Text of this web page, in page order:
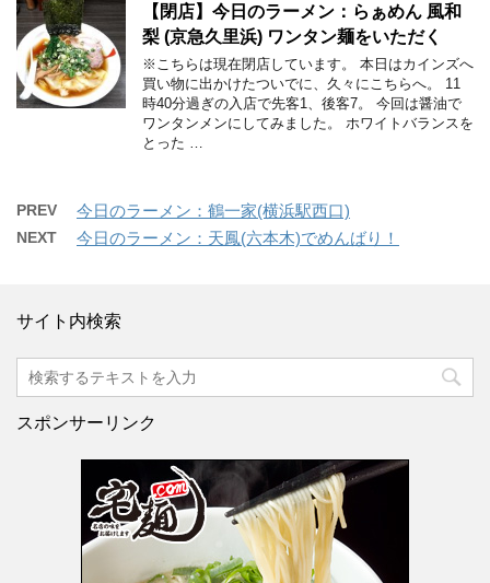
【閉店】今日のラーメン：らぁめん 風和
梨 (京急久里浜) ワンタン麺をいただく
※こちらは現在閉店しています。 本日はカインズへ
買い物に出かけたついでに、久々にこちらへ。 11
時40分過ぎの入店で先客1、後客7。 今回は醤油で
ワンタンメンにしてみました。 ホワイトバランスを
とった …
PREV 今日のラーメン：鶴一家(横浜駅西口)
NEXT 今日のラーメン：天鳳(六本木)でめんばり！
サイト内検索
スポンサーリンク